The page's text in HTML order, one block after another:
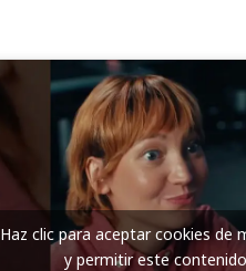
Haz clic para aceptar cookies de
y permitir este contenido